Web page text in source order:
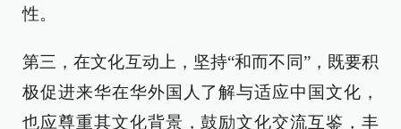
性。
第三，在文化互动上，坚持“和而不同”，既要积
极促进来华在华外国人了解与适应中国文化，
也应尊重其文化背景，鼓励文化交流互鉴，丰